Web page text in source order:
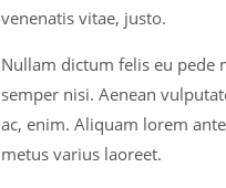
venenatis vitae, justo.
Nullam dictum felis eu pede
semper nisi. Aenean
ac, enim. Aliquam lorem
metus varius laoreet.